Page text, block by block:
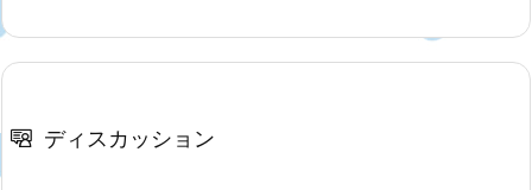
ディスカッション